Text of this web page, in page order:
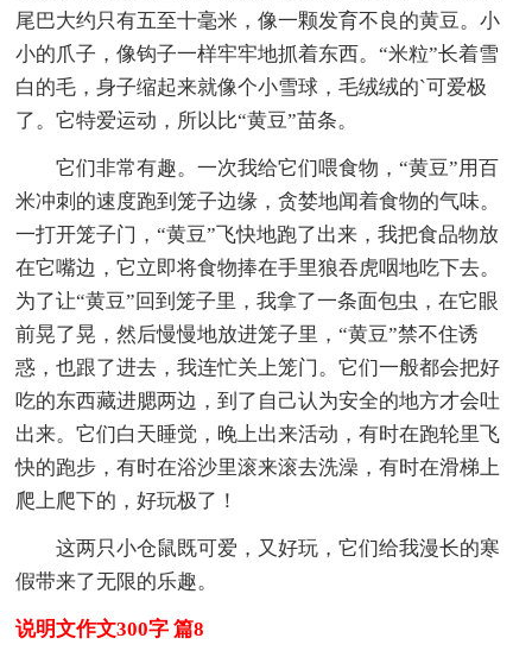
尾巴大约只有五至十毫米，像一颗发育不良的黄豆。小
小的爪子，像钩子一样牢牢地抓着东西。“米粒”长着雪
白的毛，身子缩起来就像个小雪球，毛绒绒的`可爱极
了。它特爱运动，所以比“黄豆”苗条。
它们非常有趣。一次我给它们喂食物，“黄豆”用百
米冲刺的速度跑到笼子边缘，贪婪地闻着食物的气味。
一打开笼子门，“黄豆”飞快地跑了出来，我把食品物放
在它嘴边，它立即将食物捧在手里狼吞虎咽地吃下去。
为了让“黄豆”回到笼子里，我拿了一条面包虫，在它眼
前晃了晃，然后慢慢地放进笼子里，“黄豆”禁不住诱
惑，也跟了进去，我连忙关上笼门。它们一般都会把好
吃的东西藏进腮两边，到了自己认为安全的地方才会吐
出来。它们白天睡觉，晚上出来活动，有时在跑轮里飞
快的跑步，有时在浴沙里滚来滚去洗澡，有时在滑梯上
爬上爬下的，好玩极了！
这两只小仓鼠既可爱，又好玩，它们给我漫长的寒
假带来了无限的乐趣。
说明文作文300字 篇8